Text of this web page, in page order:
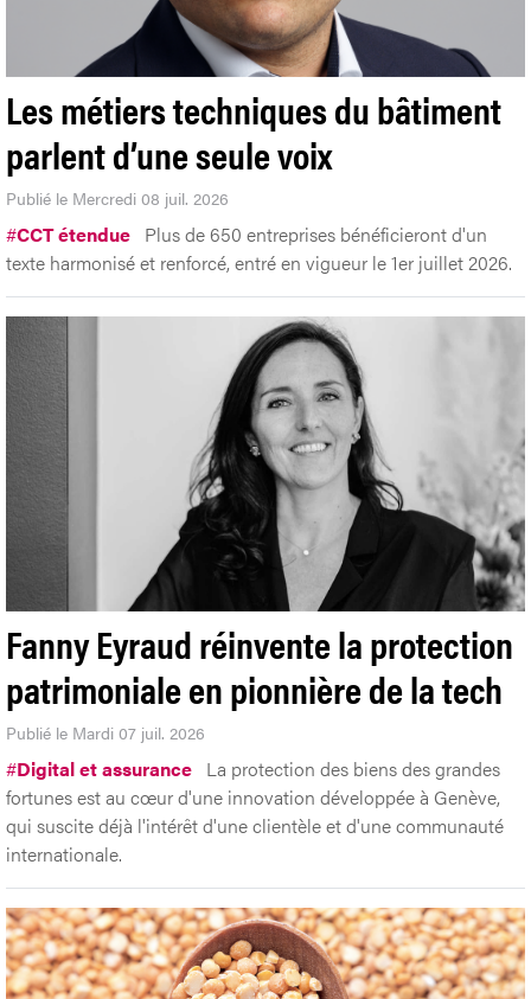
Les métiers techniques du bâtiment
parlent d’une seule voix
Publié le Mercredi 08 juil. 2026
#CCT étendue Plus de 650 entreprises bénéficieront d'un
texte harmonisé et renforcé, entré en vigueur le 1er juillet 2026.
Fanny Eyraud réinvente la protection
patrimoniale en pionnière de la tech
Publié le Mardi 07 juil. 2026
#Digital et assurance La protection des biens des grandes
fortunes est au cœur d'une innovation développée à Genève,
qui suscite déjà l'intérêt d'une clientèle et d'une communauté
internationale.